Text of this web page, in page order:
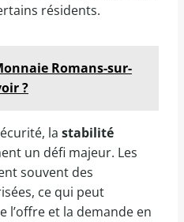
résidents.
Romans-sur-
?
la stabilité
un défi majeur. Les
souvent des
ce qui peut
l’offre et la demande en